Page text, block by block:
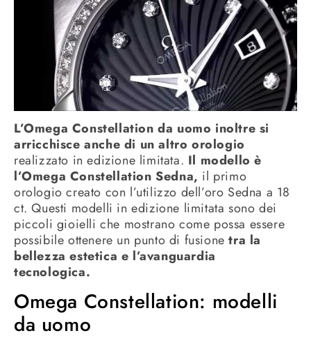
L’Omega Constellation da uomo inoltre si
arricchisce anche di un altro orologio
realizzato in edizione limitata. Il modello è
l’Omega Constellation Sedna, il primo
orologio creato con l’utilizzo dell’oro Sedna a 18
ct. Questi modelli in edizione limitata sono dei
piccoli gioielli che mostrano come possa essere
possibile ottenere un punto di fusionetra la
bellezza estetica e l’avanguardia
tecnologica.
Omega Constellation: modelli
da uomo